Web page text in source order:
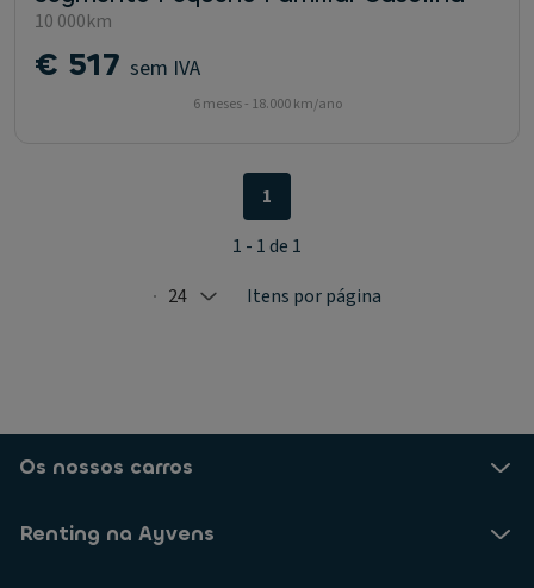
10 000km
€ 517 sem IVA
6 meses - 18.000 km/ano
Selected: 24
24 Itens por página
1
1 - 1 de 1
Os nossos carros
Renting na Ayvens